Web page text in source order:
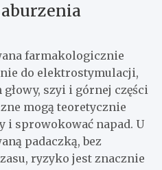
farmakologicznie
do elektrostymulacji,
szyi i górnej części
mogą teoretycznie
i sprowokować napad. U
padaczką, bez
ryzyko jest znacznie